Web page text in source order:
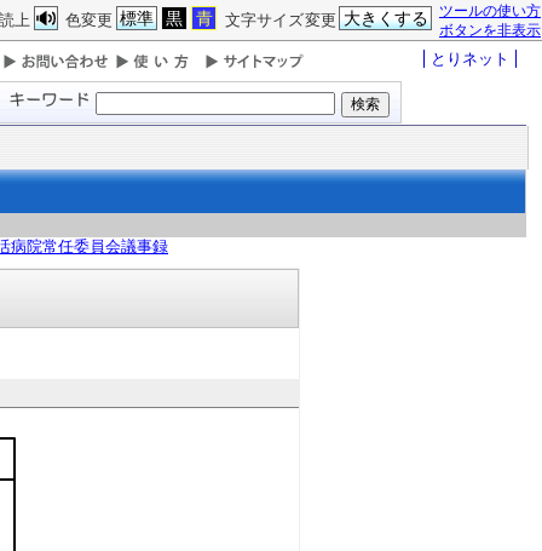
ツールの使い方
ボタンを非表示
文字サイズ変更 大きくする
色変更 標準 黒 青
上
とりネット
病院常任委員会議事録